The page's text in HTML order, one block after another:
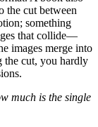
the cut between
something
that collide—
images merge into
the cut, you hardly
much is the single